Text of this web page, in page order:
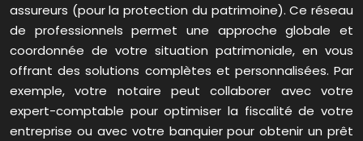
assureurs (pour la protection du patrimoine). Ce réseau
de professionnels permet une approche globale et
coordonnée de votre situation patrimoniale, en vous
offrant des solutions complètes et personnalisées. Par
exemple, votre notaire peut collaborer avec votre
expert-comptable pour optimiser la fiscalité de votre
entreprise ou avec votre banquier pour obtenir un prêt